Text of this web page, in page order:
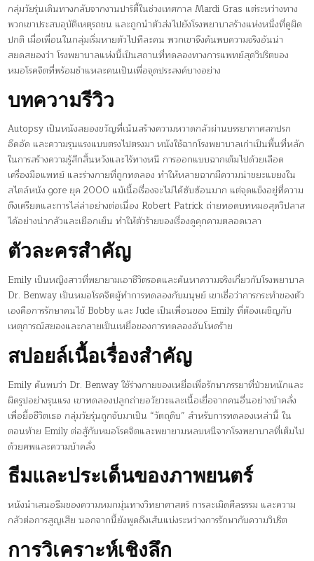
กลุ่มวัยรุ่นเดินทางกลับจากงานปาร์ตี้ในช่วงเทศกาล Mardi Gras แต่ระหว่างทาง
พวกเขาประสบอุบัติเหตุรถชน และถูกนำตัวส่งไปยังโรงพยาบาลร้างแห่งหนึ่งที่ดูผิด
ปกติ เมื่อเพื่อนในกลุ่มเริ่มหายตัวไปทีละคน พวกเขาจึงค้นพบความจริงอันน่า
สยดสยองว่า โรงพยาบาลแห่งนี้เป็นสถานที่ทดลองทางการแพทย์สุดวิปริตของ
หมอโรคจิตที่พร้อมชำแหละคนเป็นเพื่อจุดประสงค์บางอย่าง
บทความรีวิว
Autopsy เป็นหนังสยองขวัญที่เน้นสร้างความหวาดกลัวผ่านบรรยากาศสกปรก
อึดอัด และความรุนแรงแบบตรงไปตรงมา หนังใช้ฉากโรงพยาบาลเก่าเป็นพื้นที่หลัก
ในการสร้างความรู้สึกสิ้นหวังและไร้ทางหนี การออกแบบฉากเต็มไปด้วยเลือด
เครื่องมือแพทย์ และร่างกายที่ถูกทดลอง ทำให้หลายฉากมีความน่าขยะแขยงใน
สไตล์หนัง gore ยุค 2000 แม้เนื้อเรื่องจะไม่ได้ซับซ้อนมาก แต่จุดแข็งอยู่ที่ความ
ตึงเครียดและการไล่ล่าอย่างต่อเนื่อง Robert Patrick ถ่ายทอดบทหมอสุดวิปลาส
ได้อย่างน่ากลัวและเยือกเย็น ทำให้ตัวร้ายของเรื่องดูคุกคามตลอดเวลา
ตัวละครสำคัญ
Emily เป็นหญิงสาวที่พยายามเอาชีวิตรอดและค้นหาความจริงเกี่ยวกับโรงพยาบาล
Dr. Benway เป็นหมอโรคจิตผู้ทำการทดลองกับมนุษย์ เขาเชื่อว่าการกระทำของตัว
เองคือการรักษาคนไข้ Bobby และ Jude เป็นเพื่อนของ Emily ที่ต้องเผชิญกับ
เหตุการณ์สยองและกลายเป็นเหยื่อของการทดลองอันโหดร้าย
สปอยล์เนื้อเรื่องสำคัญ
Emily ค้นพบว่า Dr. Benway ใช้ร่างกายของเหยื่อเพื่อรักษาภรรยาที่ป่วยหนักและ
ผิดรูปอย่างรุนแรง เขาทดลองปลูกถ่ายอวัยวะและเนื้อเยื่อจากคนอื่นอย่างบ้าคลั่ง
เพื่อยื้อชีวิตเธอ กลุ่มวัยรุ่นถูกจับมาเป็น “วัตถุดิบ” สำหรับการทดลองเหล่านี้ ใน
ตอนท้าย Emily ต่อสู้กับหมอโรคจิตและพยายามหลบหนีจากโรงพยาบาลที่เต็มไป
ด้วยศพและความบ้าคลั่ง
ธีมและประเด็นของภาพยนตร์
หนังนำเสนอธีมของความหมกมุ่นทางวิทยาศาสตร์ การละเมิดศีลธรรม และความ
กลัวต่อการสูญเสีย นอกจากนี้ยังพูดถึงเส้นแบ่งระหว่างการรักษากับความวิปริต
การวิเคราะห์เชิงลึก